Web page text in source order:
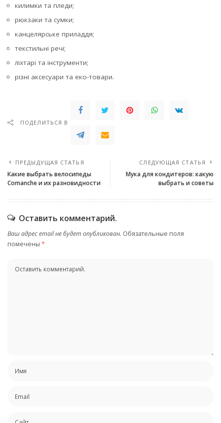
килимки та пледи;
рюкзаки та сумки;
канцелярське приладдя;
текстильні речі;
ліхтарі та інструменти;
різні аксесуари та еко-товари.
ПОДЕЛИТЬСЯ В
ПРЕДЫДУЩАЯ СТАТЬЯ
Какие выбрать велосипеды
Comanche и их разновидности
СЛЕДУЮЩАЯ СТАТЬЯ
Мука для кондитеров: какую
выбрать и советы
Оставить комментарий.
Ваш адрес email не будет опубликован. Обязательные поля
помечены *